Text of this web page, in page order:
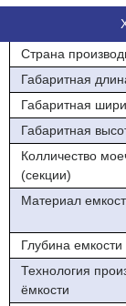
оцинкованной
позволяет при
имеет выпуск под
Ёмкость из
мм.
Габариты, мм.
(400x380x300)
Страна
Габаритная
Габаритная
Габаритная
Колличество
(секции)
Материал
Глубина
Технология
ёмкости